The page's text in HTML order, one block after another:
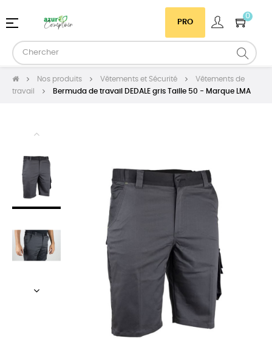
PRO
0
Basculer
navigation
☰
Nos produits Vêtements et Sécurité
Vêtements de
travail
Bermuda de travail DEDALE gris Taille 50 - Marque LMA